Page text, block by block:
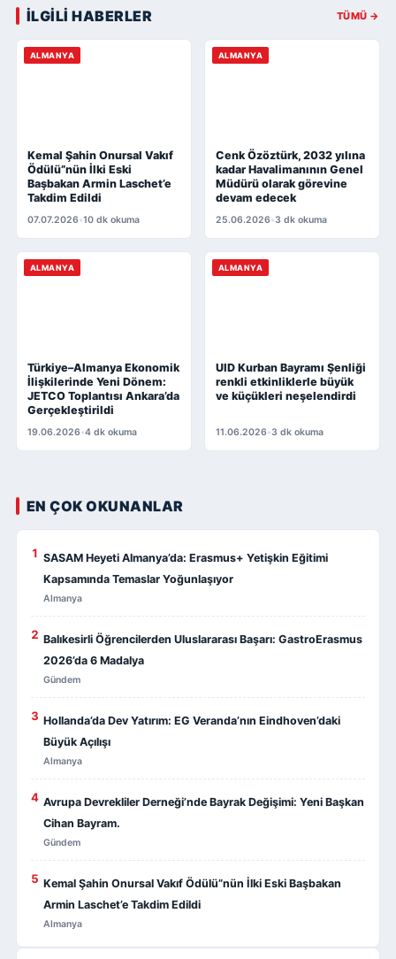
İLGİLİ HABERLER TÜMÜ →
ALMANYA
Kemal Şahin Onursal Vakıf
Ödülü”nün İlki Eski
Başbakan Armin Laschet’e
Takdim Edildi
07.07.2026•10 dk okuma
ALMANYA
Cenk Özöztürk, 2032 yılına
kadar Havalimanının Genel
Müdürü olarak görevine
devam edecek
25.06.2026•3 dk okuma
ALMANYA
Türkiye–Almanya Ekonomik
İlişkilerinde Yeni Dönem:
JETCO Toplantısı Ankara’da
Gerçekleştirildi
19.06.2026•4 dk okuma
ALMANYA
UID Kurban Bayramı Şenliği
renkli etkinliklerle büyük
ve küçükleri neşelendirdi
11.06.2026•3 dk okuma
EN ÇOK OKUNANLAR
1 SASAM Heyeti Almanya’da: Erasmus+ Yetişkin Eğitimi
Kapsamında Temaslar Yoğunlaşıyor
Almanya
2 Balıkesirli Öğrencilerden Uluslararası Başarı: GastroErasmus
2026’da 6 Madalya
Gündem
3 Hollanda’da Dev Yatırım: EG Veranda’nın Eindhoven’daki
Büyük Açılışı
Almanya
4 Avrupa Devrekliler Derneği’nde Bayrak Değişimi: Yeni Başkan
Cihan Bayram.
Gündem
5 Kemal Şahin Onursal Vakıf Ödülü”nün İlki Eski Başbakan
Armin Laschet’e Takdim Edildi
Almanya